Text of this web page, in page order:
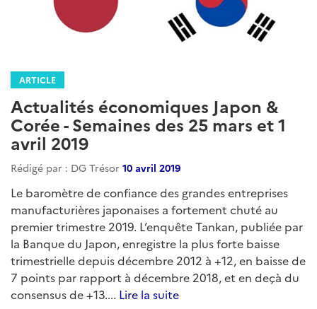
ARTICLE
Actualités économiques Japon &
Corée - Semaines des 25 mars et 1
avril 2019
Rédigé par : DG Trésor 10 avril 2019
Le baromètre de confiance des grandes entreprises
manufacturières japonaises a fortement chuté au
premier trimestre 2019. L’enquête Tankan, publiée par
la Banque du Japon, enregistre la plus forte baisse
trimestrielle depuis décembre 2012 à +12, en baisse de
7 points par rapport à décembre 2018, et en deçà du
consensus de +13.... Lire la suite